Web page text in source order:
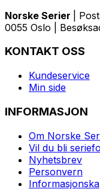
Norske Serier
|
0055 Oslo |
KONTAKT OSS
Kundeservice
Min side
INFORMASJON
Om Norske
Vil du bli
Nyhetsbrev
Personvern